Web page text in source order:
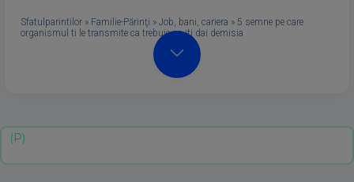
Sfatulparintilor » Familie-Părinţi » Job, bani, cariera » 5 semne pe care
organismul ti le transmite ca trebuie sa iti dai demisia